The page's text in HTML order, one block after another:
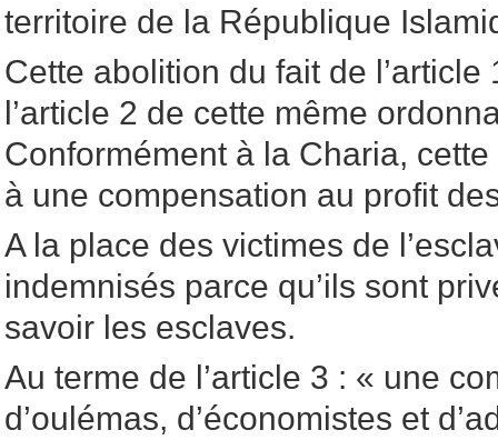
territoire de la République
Cette abolition du fait de
l’article 2 de cette même
Conformément à la Charia,
à une compensation au profit
A la place des victimes de
indemnisés parce qu’ils sont
savoir les esclaves.
Au terme de l’article 3 : « une
d’oulémas, d’économistes et